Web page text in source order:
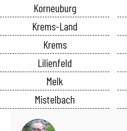
Korneuburg
Krems-Land
Krems
Lilienfeld
Melk
Mistelbach